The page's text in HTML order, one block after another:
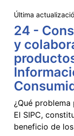
Última
24 -
y
¿Qué
El SIPC,
beneficio de